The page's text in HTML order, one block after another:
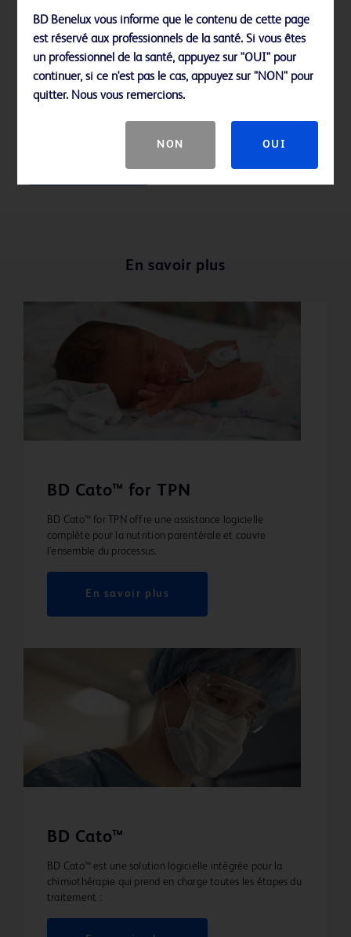
De nouveaux niveaux de transparence, avec le
téléversement des données vers EUDAMED
Les données téléchargées vers EUDAMED
dépendent de la progression de la mise en œuvre
de la base de données par la Commission
Une meilleure traçabilité grâce à la numérotation
En savoir plus
BD Cato™ for TPN
BD Cato™ for TPN offre une assistance logicielle
complète pour la nutrition parentérale et couvre
l’ensemble du processus.
En savoir plus
BD Cato™
BD Cato™ est une solution logicielle intégrée pour la
chimiothérapie qui prend en charge toutes les étapes du
traitement :
BD Benelux vous informe que le contenu de cette page
est réservé aux professionnels de la santé. Si vous êtes
un professionnel de la santé, appuyez sur "OUI" pour
continuer, si ce n'est pas le cas, appuyez sur "NON" pour
quitter. Nous vous remercions.
NON OUI